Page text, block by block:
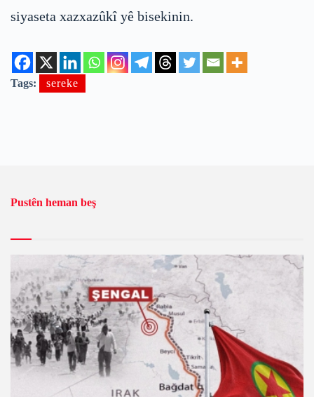
siyaseta xazxazûkî yê bisekinin.
Tags: sereke
Pustên heman beş